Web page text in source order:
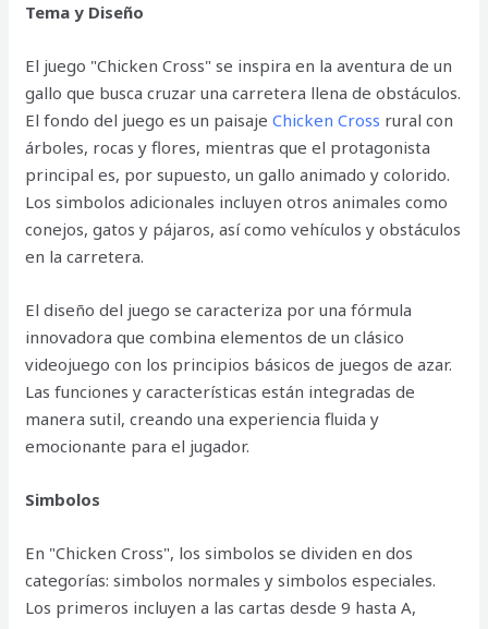
Tema y Diseño
El juego "Chicken Cross" se inspira en la aventura de un
gallo que busca cruzar una carretera llena de obstáculos.
El fondo del juego es un paisajeChicken Cross rural con
árboles, rocas y flores, mientras que el protagonista
principal es, por supuesto, un gallo animado y colorido.
Los simbolos adicionales incluyen otros animales como
conejos, gatos y pájaros, así como vehículos y obstáculos
en la carretera.
El diseño del juego se caracteriza por una fórmula
innovadora que combina elementos de un clásico
videojuego con los principios básicos de juegos de azar.
Las funciones y características están integradas de
manera sutil, creando una experiencia fluida y
emocionante para el jugador.
Simbolos
En "Chicken Cross", los simbolos se dividen en dos
categorías: simbolos normales y simbolos especiales.
Los primeros incluyen a las cartas desde 9 hasta A,